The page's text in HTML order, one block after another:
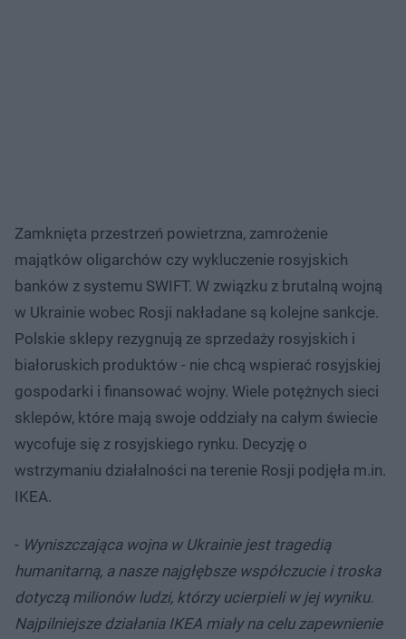
Zamknięta przestrzeń powietrzna, zamrożenie
majątków oligarchów czy wykluczenie rosyjskich
banków z systemu SWIFT. W związku z brutalną wojną
w Ukrainie wobec Rosji nakładane są kolejne sankcje.
Polskie sklepy rezygnują ze sprzedaży rosyjskich i
białoruskich produktów - nie chcą wspierać rosyjskiej
gospodarki i finansować wojny. Wiele potężnych sieci
sklepów, które mają swoje oddziały na całym świecie
wycofuje się z rosyjskiego rynku. Decyzję o
wstrzymaniu działalności na terenie Rosji podjęła m.in.
IKEA.
- Wyniszczająca wojna w Ukrainie jest tragedią
humanitarną, a nasze najgłębsze współczucie i troska
dotyczą milionów ludzi, którzy ucierpieli w jej wyniku.
Najpilniejsze działania IKEA miały na celu zapewnienie